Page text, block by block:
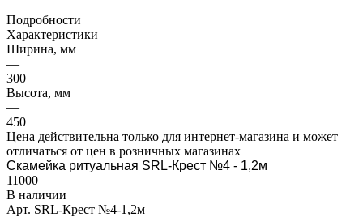
Подробности
Характеристики
Ширина, мм
—
300
Высота, мм
—
450
Цена действительна только для интернет-магазина и может
отличаться от цен в розничных магазинах
Скамейка ритуальная SRL-Крест №4 - 1,2м
11000
В наличии
Арт. SRL-Крест №4-1,2м